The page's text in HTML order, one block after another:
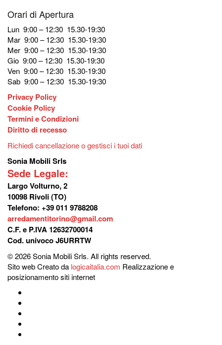
Orari di Apertura
Lun 9:00 – 12:30 15.30-19:30
Mar 9:00 – 12:30 15.30-19:30
Mer 9:00 – 12:30 15.30-19:30
Gio 9:00 – 12:30 15.30-19:30
Ven 9:00 – 12:30 15.30-19:30
Sab 9:00 – 12:30 15.30-19:30
Privacy Policy
Cookie Policy
Termini e Condizioni
Diritto di recesso
Richiedi cancellazione o gestisci i tuoi dati
Sonia Mobili Srls
Sede Legale:
Largo Volturno, 2
10098 Rivoli (TO)
Telefono: +39 011 9788208
arredamentitorino@gmail.com
C.F. e P.IVA 12632700014
Cod. univoco J6URRTW
© 2026 Sonia Mobili Srls. All rights reserved.
Sito web Creato da logicaitalia.com Realizzazione e
posizionamento siti internet